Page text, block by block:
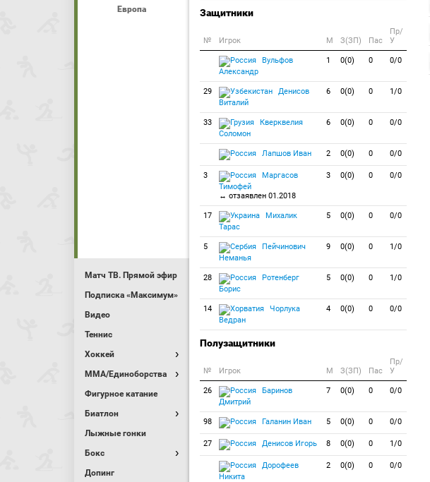
Европа
Матч ТВ. Прямой эфир
Подписка «Максимум»
Видео
Теннис
Хоккей
MMA/Единоборства
Фигурное катание
Биатлон
Лыжные гонки
Бокс
Допинг
Защитники
№ Игрок M З(ЗП) Пас
Пр/
У
Вульфов
Александр
1 0(0) 0 0/0
29
Денисов
Виталий
6 0(0) 0 1/0
33
Кверквелия
Соломон
6 0(0) 0 0/0
Лапшов Иван 2 0(0) 0 0/0
3
Маргасов
Тимофей
↔ отзаявлен 01.2018
3 0(0) 0 0/0
17
Михалик
Тарас
5 0(0) 0 0/0
5
Пейчинович
Неманья
9 0(0) 0 1/0
28
Ротенберг
Борис
5 0(0) 0 1/0
14
Чорлука
Ведран
4 0(0) 0 0/0
Полузащитники
№ Игрок M З(ЗП) Пас
Пр/
У
26
Баринов
Дмитрий
7 0(0) 0 0/0
98 Галанин Иван 5 0(0) 0 0/0
27 Денисов Игорь 8 0(0) 0 1/0
Дорофеев
Никита
2 0(0) 0 0/0